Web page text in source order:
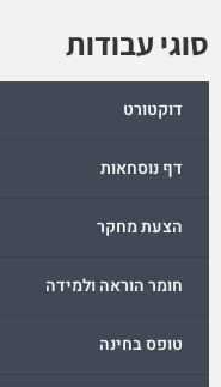
סוגי עבודות
דוקטורט
דף נוסחאות
הצעת מחקר
חומר הוראה ולמידה
טופס בחינה